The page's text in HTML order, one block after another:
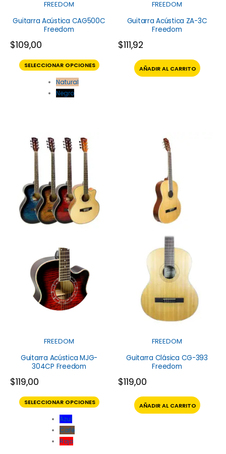
FREEDOM
Guitarra Acústica CAG500C
Freedom
$109,00
SELECCIONAR OPCIONES
Natural
Negro
FREEDOM
Guitarra Acústica ZA-3C
Freedom
$111,92
AÑADIR AL CARRITO
FREEDOM
Guitarra Acústica MJG-
304CP Freedom
$119,00
SELECCIONAR OPCIONES
Azul
Café
Rojo
FREEDOM
Guitarra Clásica CG-393
Freedom
$119,00
AÑADIR AL CARRITO